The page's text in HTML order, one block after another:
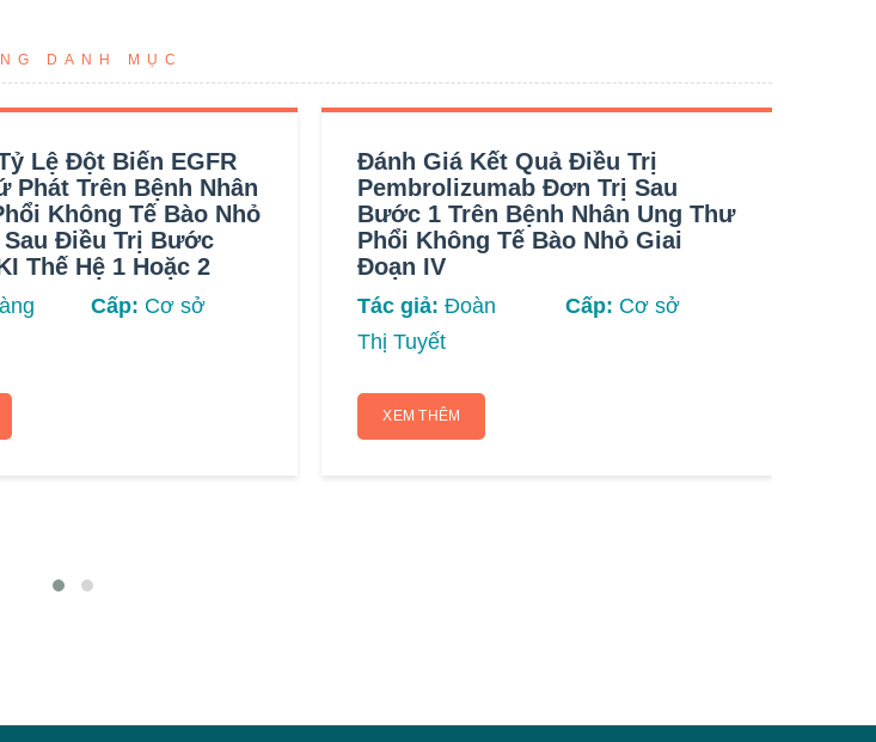
DANH MỤC
Lệ Đột Biến EGFR
Phát Trên Bệnh Nhân
Không Tế Bào Nhỏ
Sau Điều Trị Bước
Thế Hệ 1 Hoặc 2
Cấp: Cơ sở
Đánh Giá Kết Quả Điều Trị
Pembrolizumab Đơn Trị Sau
Bước 1 Trên Bệnh Nhân Ung Thư
Phổi Không Tế Bào Nhỏ Giai
Đoạn IV
Tác giả: Đoàn
Thị Tuyết
Cấp: Cơ sở
XEM THÊM